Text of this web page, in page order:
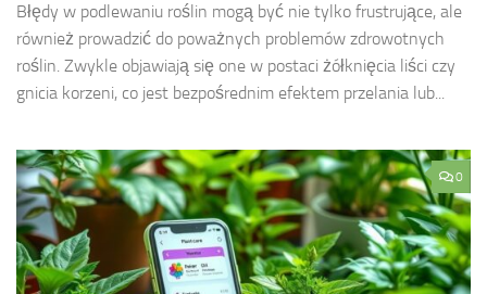
Błędy w podlewaniu roślin mogą być nie tylko frustrujące, ale
również prowadzić do poważnych problemów zdrowotnych
roślin. Zwykle objawiają się one w postaci żółknięcia liści czy
gnicia korzeni, co jest bezpośrednim efektem przelania lub...
0